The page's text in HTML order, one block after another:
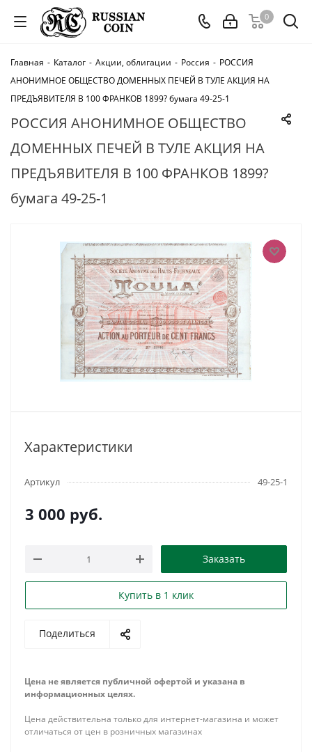
0
Главная - Каталог - Акции, облигации - Россия - РОССИЯ
АНОНИМНОЕ ОБЩЕСТВО ДОМЕННЫХ ПЕЧЕЙ В ТУЛЕ АКЦИЯ НА
ПРЕДЪЯВИТЕЛЯ В 100 ФРАНКОВ 1899? бумага 49-25-1
РОССИЯ АНОНИМНОЕ ОБЩЕСТВО
ДОМЕННЫХ ПЕЧЕЙ В ТУЛЕ АКЦИЯ НА
ПРЕДЪЯВИТЕЛЯ В 100 ФРАНКОВ 1899?
бумага 49-25-1
Характеристики
Артикул 49-25-1
3 000 руб.
Заказать
Купить в 1 клик
Поделиться
Цена не является публичной офертой и указана в
информационных целях.
Цена действительна только для интернет-магазина и может
отличаться от цен в розничных магазинах